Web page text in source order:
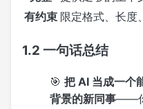
有约束 限定格式、长度
1.2 一句话总结
🎯 把 AI 当成一个
背景的新同事——